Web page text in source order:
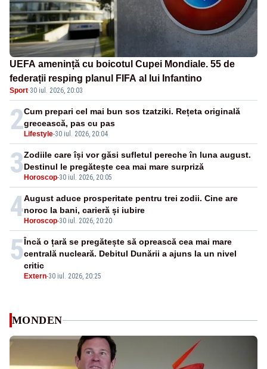
UEFA amenință cu boicotul Cupei Mondiale. 55 de
federații resping planul FIFA al lui Infantino
Sport·30 iul. 2026, 20:03
2 Lifestyle-30 iul. 2026, 20:04
Cum prepari cel mai bun sos tzatziki. Rețeta originală
grecească, pas cu pas
3 Horoscop-30 iul. 2026, 20:05
Zodiile care își vor găsi sufletul pereche în luna august.
Destinul le pregătește cea mai mare surpriză
4 Horoscop-30 iul. 2026, 20:20
August aduce prosperitate pentru trei zodii. Cine are
noroc la bani, carieră și iubire
5
Extern-30 iul. 2026, 20:25
Încă o țară se pregătește să oprească cea mai mare
centrală nucleară. Debitul Dunării a ajuns la un nivel
critic
MONDEN